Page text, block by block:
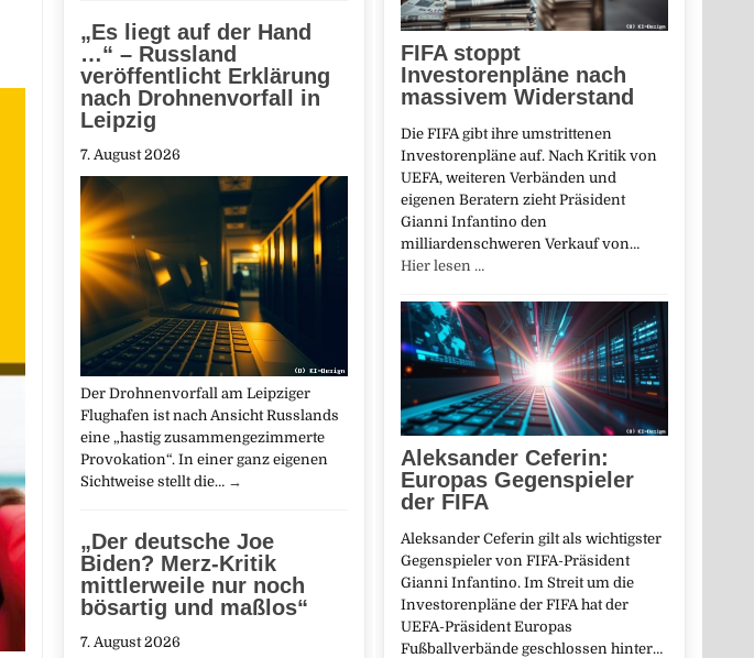
FIFA stoppt
Investorenpläne nach
massivem Widerstand
Die FIFA gibt ihre umstrittenen
Investorenpläne auf. Nach Kritik von
UEFA, weiteren Verbänden und
eigenen Beratern zieht Präsident
Gianni Infantino den
milliardenschweren Verkauf von…
Hier lesen …
Aleksander Ceferin:
Europas Gegenspieler
der FIFA
Aleksander Ceferin gilt als wichtigster
Gegenspieler von FIFA-Präsident
Gianni Infantino. Im Streit um die
Investorenpläne der FIFA hat der
UEFA-Präsident Europas
Fußballverbände geschlossen hinter…
„Es liegt auf der Hand
…“ – Russland
veröffentlicht Erklärung
nach Drohnenvorfall in
Leipzig
7. August 2026
Der Drohnenvorfall am Leipziger
Flughafen ist nach Ansicht Russlands
eine „hastig zusammengezimmerte
Provokation“. In einer ganz eigenen
Sichtweise stellt die… →
„Der deutsche Joe
Biden? Merz-Kritik
mittlerweile nur noch
bösartig und maßlos“
7. August 2026